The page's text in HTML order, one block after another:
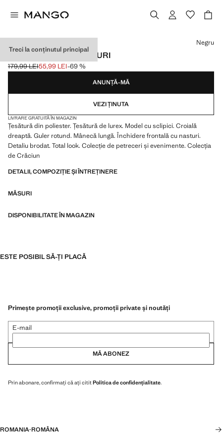
Treci la conținutul principal
JACHETĂ LUREX NASTURI
Preț inițial tăiat [179,99 LEI ]
179,99 LEI
Preț actual [55,99 LEI ]
55,99 LEI-69 %
Selectează o culoare
Negru
ANUNȚĂ-MĂ
VEZI ȚINUTA
LIVRARE GRATUITĂ ÎN MAGAZIN
Țesătură din poliester. Țesătură de lurex. Model cu sclipici. Croială
dreaptă. Guler rotund. Mânecă lungă. Închidere frontală cu nasturi.
Detaliu brodat. Total look. Colecție de petreceri și evenimente. Colecția
de Crăciun
DETALII, COMPOZIȚIE ȘI ÎNTREȚINERE
MĂSURI
DISPONIBILITATE ÎN MAGAZIN
ESTE POSIBIL SĂ-ȚI PLACĂ
Primește promoții exclusive, promoții private și noutăți
E-mail
MĂ ABONEZ
Prin abonare, confirmați că ați cititPolitica de confidențialitate.
ROMANIA·ROMÂNA